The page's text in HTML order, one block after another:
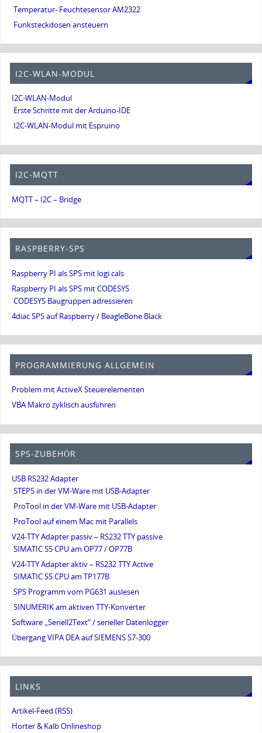
Temperatur- Feuchtesensor AM2322
Funksteckdosen ansteuern
I2C-WLAN-MODUL
I2C-WLAN-Modul
Erste Schritte mit der Arduino-IDE
I2C-WLAN-Modul mit Espruino
I2C-MQTT
MQTT – I2C – Bridge
RASPBERRY-SPS
Raspberry PI als SPS mit logi.cals
Raspberry PI als SPS mit CODESYS
CODESYS Baugruppen adressieren
4diac SPS auf Raspberry / BeagleBone Black
PROGRAMMIERUNG ALLGEMEIN
Problem mit ActiveX Steuerelementen
VBA Makro zyklisch ausführen
SPS-ZUBEHÖR
USB RS232 Adapter
STEP5 in der VM-Ware mit USB-Adapter
ProTool in der VM-Ware mit USB-Adapter
ProTool auf einem Mac mit Parallels
V24-TTY Adapter passiv – RS232 TTY passive
SIMATIC S5 CPU am OP77 / OP77B
V24-TTY Adapter aktiv – RS232 TTY Active
SIMATIC S5 CPU am TP177B
SPS Programm vom PG631 auslesen
SINUMERIK am aktiven TTY-Konverter
Software „Seriell2Text“ / serieller Datenlogger
Übergang VIPA DEA auf SIEMENS S7-300
LINKS
Artikel-Feed (RSS)
Horter & Kalb Onlineshop